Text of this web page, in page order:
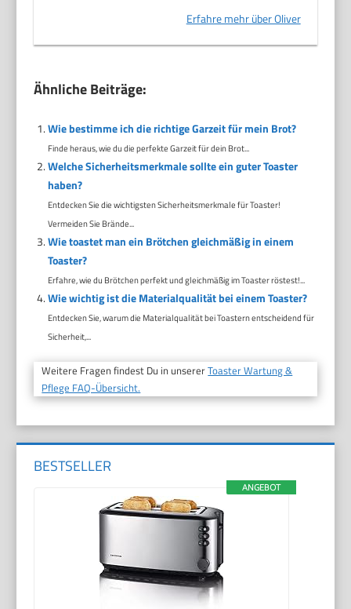
Erfahre mehr über Oliver
Ähnliche Beiträge:
Wie bestimme ich die richtige Garzeit für mein Brot?
Finde heraus, wie du die perfekte Garzeit für dein Brot...
Welche Sicherheitsmerkmale sollte ein guter Toaster
haben?
Entdecken Sie die wichtigsten Sicherheitsmerkmale für Toaster!
Vermeiden Sie Brände...
Wie toastet man ein Brötchen gleichmäßig in einem
Toaster?
Erfahre, wie du Brötchen perfekt und gleichmäßig im Toaster röstest!...
Wie wichtig ist die Materialqualität bei einem Toaster?
Entdecken Sie, warum die Materialqualität bei Toastern entscheidend für
Sicherheit,...
Weitere Fragen findest Du in unsererToaster Wartung &
Pflege FAQ-Übersicht.
BESTSELLER
ANGEBOT